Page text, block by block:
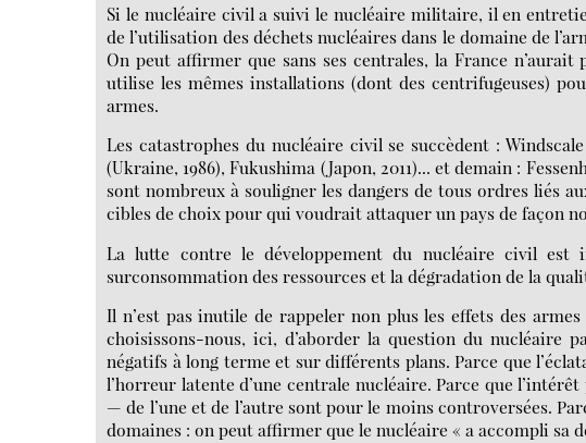
Si le nucléaire civil a suivi le nucléaire militaire, il en
de l’utilisation des déchets nucléaires dans le domaine de
On peut affirmer que sans ses centrales, la France n’aurait
utilise les mêmes installations (dont des centrifugeuses)
armes.
Les catastrophes du nucléaire civil se succèdent : Windscale
(Ukraine, 1986), Fukushima (Japon, 2011)... et demain :
sont nombreux à souligner les dangers de tous ordres liés
cibles de choix pour qui voudrait attaquer un pays de façon
La lutte contre le développement du nucléaire civil est
surconsommation des ressources et la dégradation de la
Il n’est pas inutile de rappeler non plus les effets des
choisissons-nous, ici, d’aborder la question du nucléaire
négatifs à long terme et sur différents plans. Parce que
l’horreur latente d’une centrale nucléaire. Parce que
— de l’une et de l’autre sont pour le moins controversées.
domaines : on peut affirmer que le nucléaire « a accompli sa